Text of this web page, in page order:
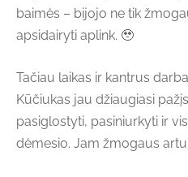
baimės – bijojo ne tik
apsidairyti aplink. 🥹
Tačiau laikas ir kantrus
Kūčiukas jau džiaugiasi
pasiglostyti, pasiniurkyti ir
dėmesio. Jam žmogaus